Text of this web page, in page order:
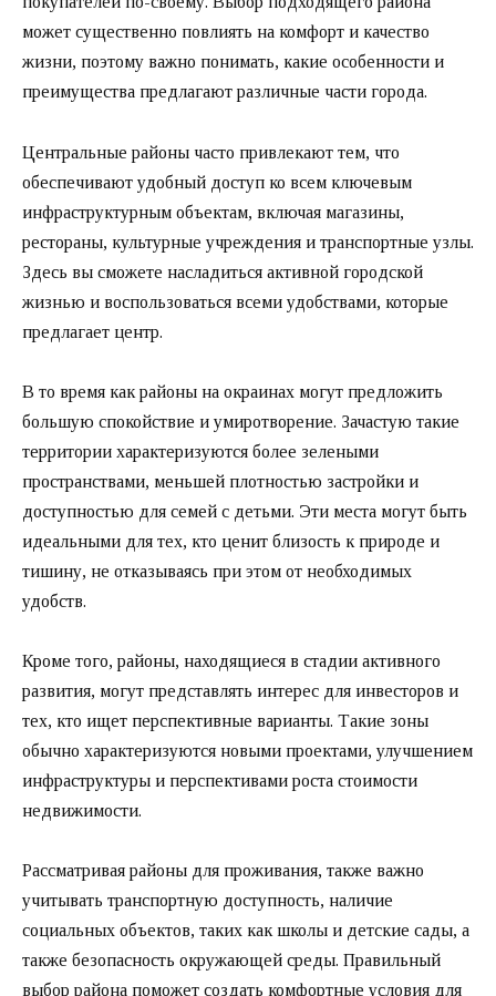
может существенно повлиять на комфорт и качество
жизни, поэтому важно понимать, какие особенности и
преимущества предлагают различные части города.
Центральные районы часто привлекают тем, что
обеспечивают удобный доступ ко всем ключевым
инфраструктурным объектам, включая магазины,
рестораны, культурные учреждения и транспортные узлы.
Здесь вы сможете насладиться активной городской
жизнью и воспользоваться всеми удобствами, которые
предлагает центр.
В то время как районы на окраинах могут предложить
большую спокойствие и умиротворение. Зачастую такие
территории характеризуются более зелеными
пространствами, меньшей плотностью застройки и
доступностью для семей с детьми. Эти места могут быть
идеальными для тех, кто ценит близость к природе и
тишину, не отказываясь при этом от необходимых
удобств.
Кроме того, районы, находящиеся в стадии активного
развития, могут представлять интерес для инвесторов и
тех, кто ищет перспективные варианты. Такие зоны
обычно характеризуются новыми проектами, улучшением
инфраструктуры и перспективами роста стоимости
недвижимости.
Рассматривая районы для проживания, также важно
учитывать транспортную доступность, наличие
социальных объектов, таких как школы и детские сады, а
также безопасность окружающей среды. Правильный
выбор района поможет создать комфортные условия для